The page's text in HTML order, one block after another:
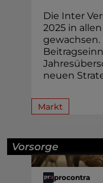
Die Inter
2025 in
neuen
Markt
Vorsorge
procontra